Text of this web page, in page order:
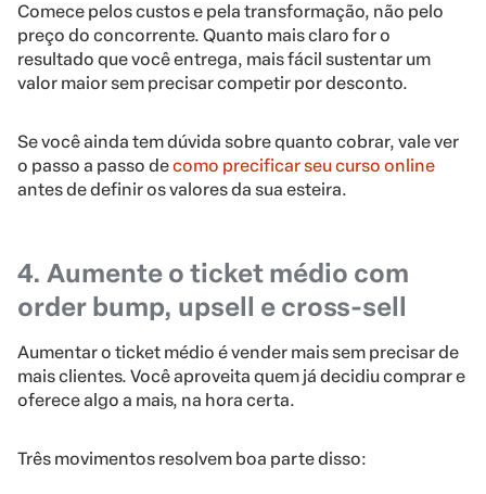
Comece pelos custos e pela transformação, não pelo
preço do concorrente. Quanto mais claro for o
resultado que você entrega, mais fácil sustentar um
valor maior sem precisar competir por desconto.
Se você ainda tem dúvida sobre quanto cobrar, vale ver
o passo a passo decomo precificar seu curso online
antes de definir os valores da sua esteira.
4. Aumente o ticket médio com
order bump, upsell e cross-sell
Aumentar o ticket médio é vender mais sem precisar de
mais clientes. Você aproveita quem já decidiu comprar e
oferece algo a mais, na hora certa.
Três movimentos resolvem boa parte disso: